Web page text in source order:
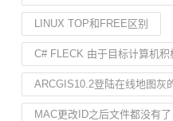
LINUX TOP和FREE区别
C# FLECK 由于目标计算机
ARCGIS10.2登陆在线地图灰
MAC更改ID之后文件都没有了